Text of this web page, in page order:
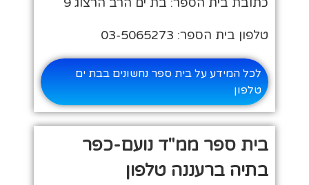
טלפון בית הספר: 03-5065273
לכל המידע על בית ספר נחשונים בבת ים
טלפון
בית ספר ממ"ד נועם-כפר
בתיה ברעננה טלפון